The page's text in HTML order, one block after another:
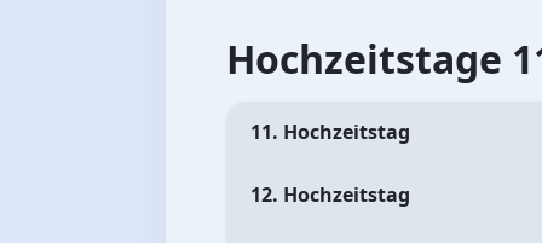
Hochzeitstage
11. Hochzeitstag
12. Hochzeitstag